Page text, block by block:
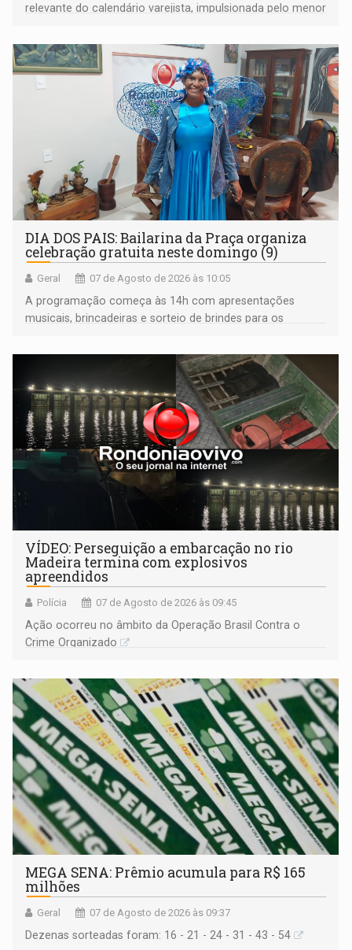
relevante do calendário varejista, impulsionada pelo menor
média do trabalhador
DIA DOS PAIS: Bailarina da Praça organiza
celebração gratuita neste domingo (9)
Geral 07 de Agosto de 2026 às 10:05
A programação começa às 14h com apresentações
musicais, brincadeiras e sorteio de brindes para os
bolo e canto de parabéns dedicado aos pais
VÍDEO: Perseguição a embarcação no rio
Madeira termina com explosivos
apreendidos
Polícia 07 de Agosto de 2026 às 09:45
Ação ocorreu no âmbito da Operação Brasil Contra o
Crime Organizado
MEGA SENA: Prêmio acumula para R$ 165
milhões
Geral 07 de Agosto de 2026 às 09:37
Dezenas sorteadas foram: 16 - 21 - 24 - 31 - 43 - 54